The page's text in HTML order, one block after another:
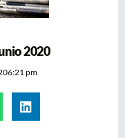
2020
6:21 pm